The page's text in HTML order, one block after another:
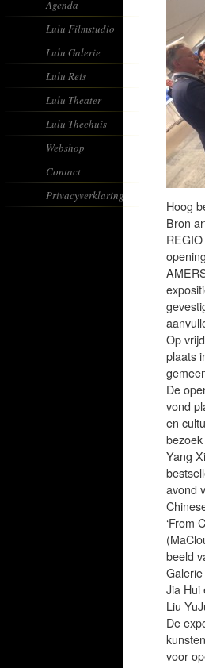
Agenda
Lulu Filmstudio
Lulu Galerie
Lulu Reis
Lulu Theater
Lulu Theehuis
Webshop
Contact
Privacyverklaring
Hoog
Bron
Op
plaats
De
vond
en
Yang
avond
‘From
beeld
Jia Hui
Liu
De
voor